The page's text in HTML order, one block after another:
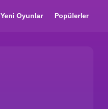
Yeni Oyunlar Popülerler